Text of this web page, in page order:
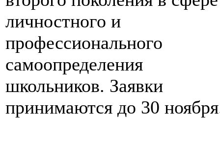
личностного и
профессионального
самоопределения
школьников. Заявки
принимаются до 30